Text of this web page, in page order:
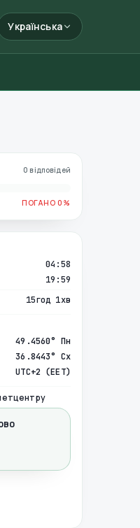
Українська
0 відповідей
ПОГАНО 0%
04:58
19:59
15год 1хв
49.4560° Пн
36.8443° Сх
UTC+2 (EET)